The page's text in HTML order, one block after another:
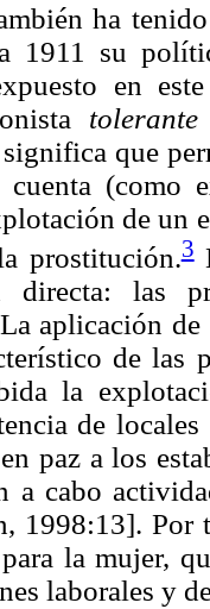
ha
1911 su
en
que
cuenta (como
de un
prostitución.3
directa: las
aplicación
de las
la
de
paz a los
a cabo
1998:13]. Por
la mujer,
laborales y